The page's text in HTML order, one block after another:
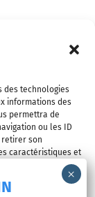
des technologies
informations des
permettra de
ou les ID
retirer son
caractéristiques et
l’actualité et